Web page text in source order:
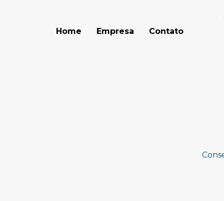
Home Empresa Contato